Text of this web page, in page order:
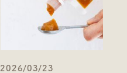
2026/03/23